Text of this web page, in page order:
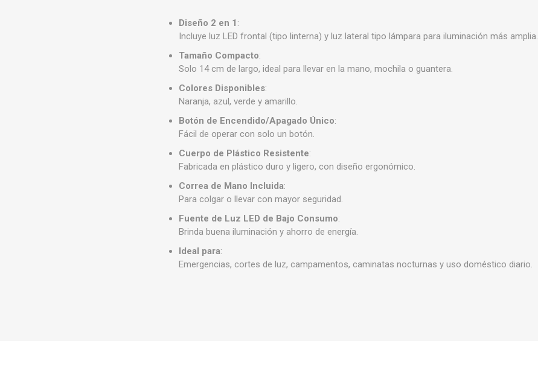
Diseño 2 en 1 :
Incluye luz LED frontal (tipo linterna) y luz lateral tipo lámpara para iluminación más amplia.
Tamaño Compacto:
Solo 14 cm de largo, ideal para llevar en la mano, mochila o guantera.
Colores Disponibles:
Naranja, azul, verde y amarillo.
Botón de Encendido/Apagado Único:
Fácil de operar con solo un botón.
Cuerpo de Plástico Resistente:
Fabricada en plástico duro y ligero, con diseño ergonómico.
Correa de Mano Incluida:
Para colgar o llevar con mayor seguridad.
Fuente de Luz LED de Bajo Consumo:
Brinda buena iluminación y ahorro de energía.
Ideal para:
Emergencias, cortes de luz, campamentos, caminatas nocturnas y uso doméstico diario.